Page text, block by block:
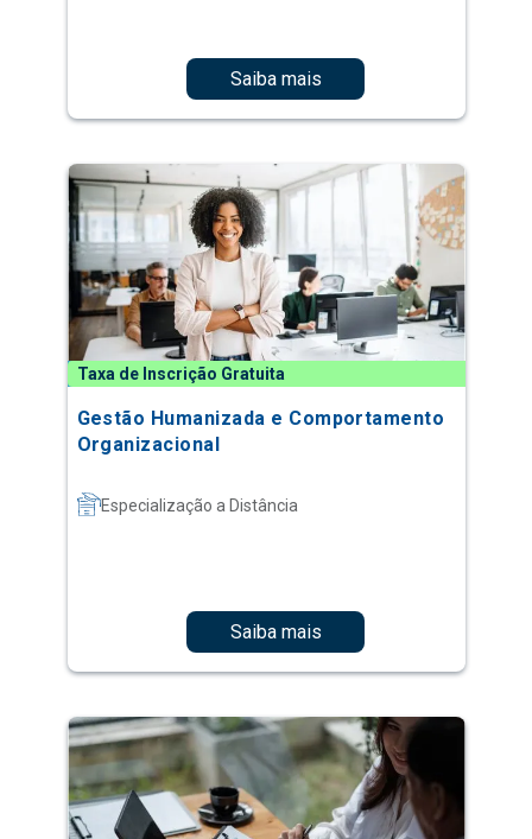
Saiba mais
Taxa de Inscrição Gratuita
Gestão Humanizada e Comportamento
Organizacional
Especialização a Distância
Saiba mais